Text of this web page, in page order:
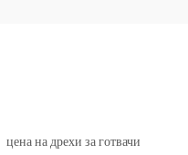
цена на дрехи за готвачи